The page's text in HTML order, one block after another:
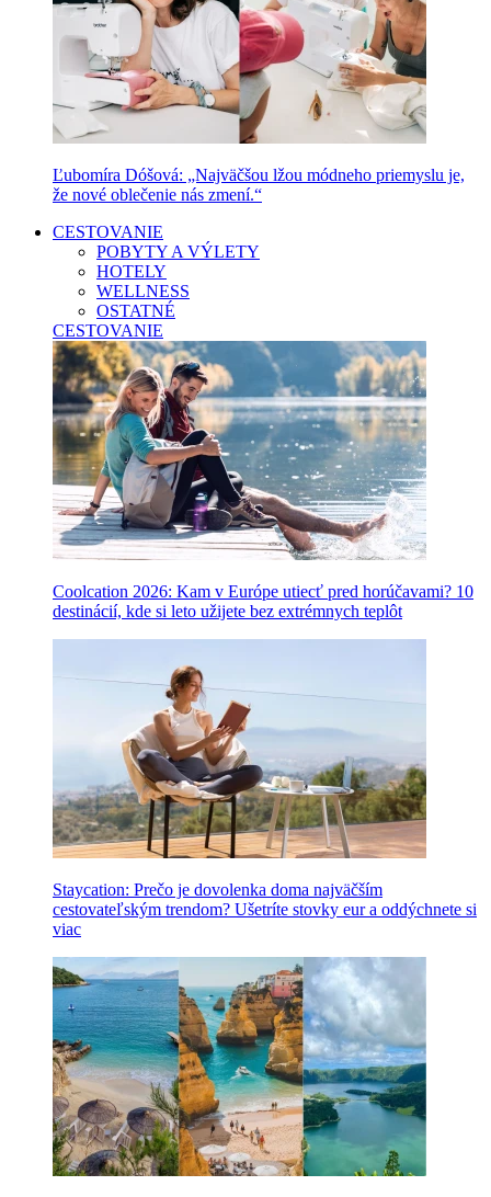
Ľubomíra Dóšová: „Najväčšou lžou módneho priemyslu je,
že nové oblečenie nás zmení.“
CESTOVANIE
POBYTY A VÝLETY
HOTELY
WELLNESS
OSTATNÉ
CESTOVANIE
Coolcation 2026: Kam v Európe utiecť pred horúčavami? 10
destinácií, kde si leto užijete bez extrémnych teplôt
Staycation: Prečo je dovolenka doma najväčším
cestovateľským trendom? Ušetríte stovky eur a oddýchnete si
viac